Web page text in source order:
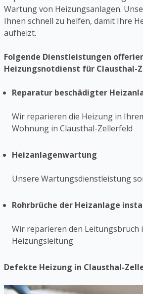
Wartung von Heizungsanlagen.
Ihnen schnell zu helfen, damit Ihre
aufheizt.
Folgende Dienstleistungen
Heizungsnotdienst für Clausthal-
Reparatur beschädigter
Wir reparieren die Heizung in
Wohnung in Clausthal-Zellerfeld
Heizanlagenwartung
Unsere Wartungsdienstleistung
Rohrbrüche der Heizanlage
Wir reparieren den Leitungsbruch
Heizungsleitung
Defekte Heizung in Clausthal-